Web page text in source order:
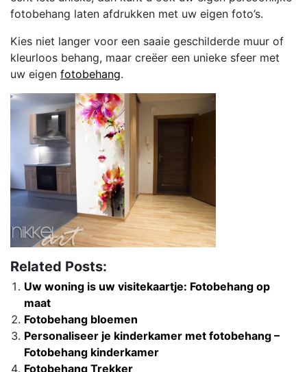
fotobehang laten afdrukken met uw eigen foto’s.
Kies niet langer voor een saaie geschilderde muur of
kleurloos behang, maar creëer een unieke sfeer met
uw eigen fotobehang.
Related Posts:
Uw woning is uw visitekaartje: Fotobehang op
maat
Fotobehang bloemen
Personaliseer je kinderkamer met fotobehang –
Fotobehang kinderkamer
Fotobehang Trekker